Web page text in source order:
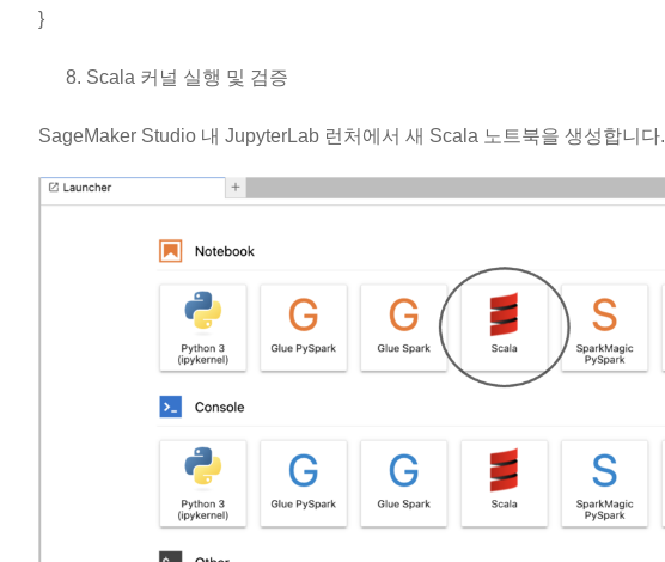
}
Scala 커널 실행 및 검증
SageMaker Studio 내 JupyterLab 런처에서 새 Scala 노트북을 생성합니다.